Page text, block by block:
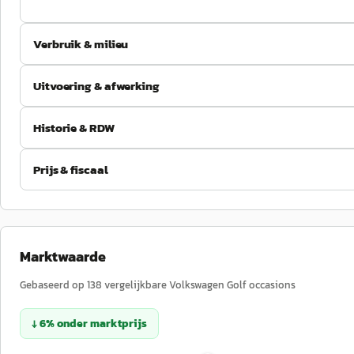
Verbruik & milieu
Uitvoering & afwerking
Historie & RDW
Prijs & fiscaal
Marktwaarde
Gebaseerd op 138 vergelijkbareVolkswagen Golfoccasions
↓6%ondermarktprijs